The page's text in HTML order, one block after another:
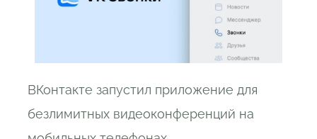
ВКонтакте запустил приложение для
безлимитных видеоконференций на